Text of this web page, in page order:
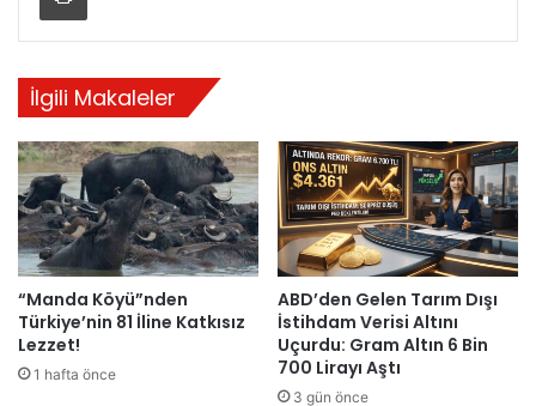
İlgili Makaleler
“Manda Köyü”nden
Türkiye’nin 81 İline Katkısız
Lezzet!
1 hafta önce
ABD’den Gelen Tarım Dışı
İstihdam Verisi Altını
Uçurdu: Gram Altın 6 Bin
700 Lirayı Aştı
3 gün önce